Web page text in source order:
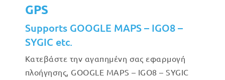
GPS
Supports GOOGLE MAPS – IGO8 –
SYGIC etc.
Κατεβάστε την αγαπημένη σας εφαρμογή
πλοήγησης, GOOGLE MAPS – IGO8 – SYGIC